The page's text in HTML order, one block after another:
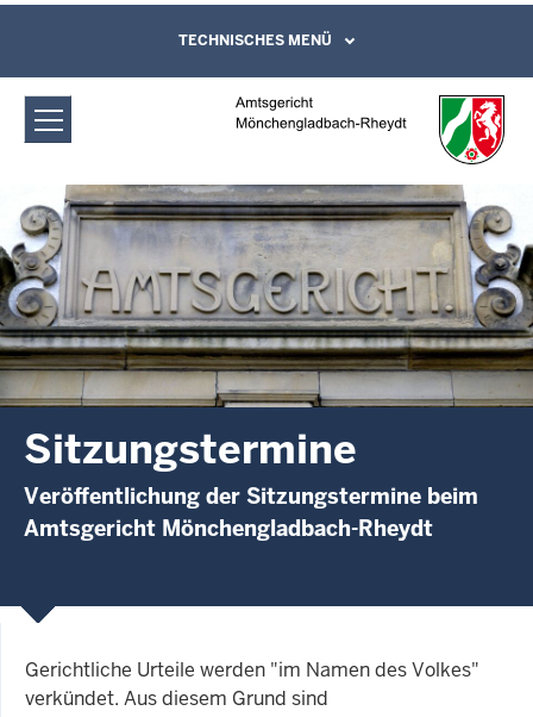
Amtsgericht Mönchengladbach-
Rheydt: Sitzungstermine
Direkt zum Inhalt
Leichte Sprache, Gebärdensprachenvideo
und Kontaktformular
TECHNISCHES MENÜ
Sitzungstermine
Veröffentlichung der Sitzungstermine beim
Amtsgericht Mönchengladbach-Rheydt
Gerichtliche Urteile werden "im Namen des Volkes"
verkündet. Aus diesem Grund sind